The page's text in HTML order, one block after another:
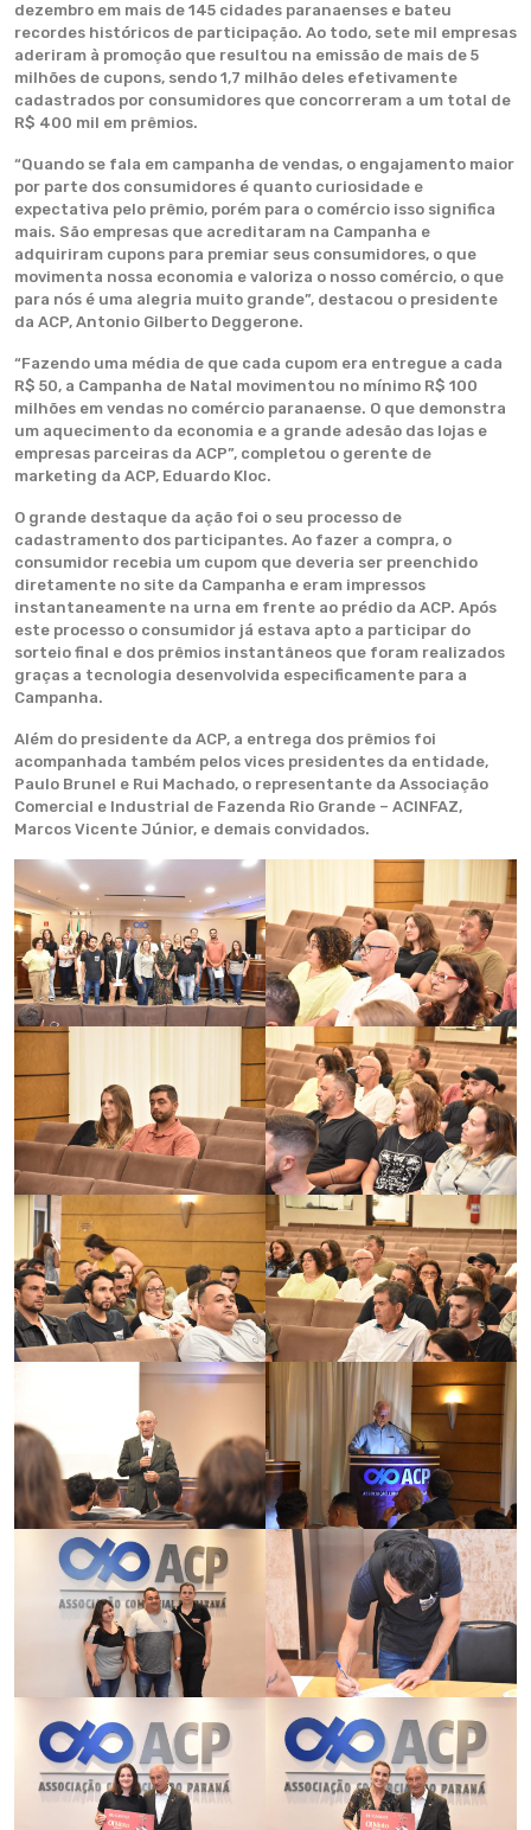
dezembro em mais de 145 cidades paranaenses e bateu
recordes históricos de participação. Ao todo, sete mil empresas
aderiram à promoção que resultou na emissão de mais de 5
milhões de cupons, sendo 1,7 milhão deles efetivamente
cadastrados por consumidores que concorreram a um total de
R$ 400 mil em prêmios.
“Quando se fala em campanha de vendas, o engajamento maior
por parte dos consumidores é quanto curiosidade e
expectativa pelo prêmio, porém para o comércio isso significa
mais. São empresas que acreditaram na Campanha e
adquiriram cupons para premiar seus consumidores, o que
movimenta nossa economia e valoriza o nosso comércio, o que
para nós é uma alegria muito grande”, destacou o presidente
da ACP, Antonio Gilberto Deggerone.
“Fazendo uma média de que cada cupom era entregue a cada
R$ 50, a Campanha de Natal movimentou no mínimo R$ 100
milhões em vendas no comércio paranaense. O que demonstra
um aquecimento da economia e a grande adesão das lojas e
empresas parceiras da ACP”, completou o gerente de
marketing da ACP, Eduardo Kloc.
O grande destaque da ação foi o seu processo de
cadastramento dos participantes. Ao fazer a compra, o
consumidor recebia um cupom que deveria ser preenchido
diretamente no site da Campanha e eram impressos
instantaneamente na urna em frente ao prédio da ACP. Após
este processo o consumidor já estava apto a participar do
sorteio final e dos prêmios instantâneos que foram realizados
graças a tecnologia desenvolvida especificamente para a
Campanha.
Além do presidente da ACP, a entrega dos prêmios foi
acompanhada também pelos vices presidentes da entidade,
Paulo Brunel e Rui Machado, o representante da Associação
Comercial e Industrial de Fazenda Rio Grande – ACINFAZ,
Marcos Vicente Júnior, e demais convidados.